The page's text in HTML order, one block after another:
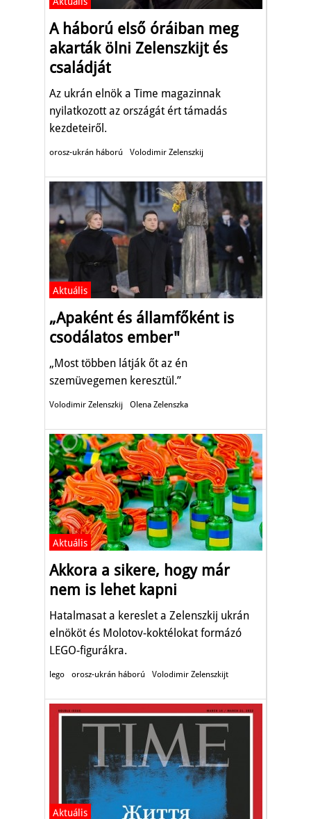
A háború első óráiban meg
akarták ölni Zelenszkijt és
családját
Az ukrán elnök a Time magazinnak
nyilatkozott az országát ért támadás
kezdeteiről.
orosz-ukrán háború Volodimir Zelenszkij
Aktuális
„Apaként és államfőként is
csodálatos ember"
„Most többen látják őt az én
szemüvegemen keresztül.”
Volodimir Zelenszkij Olena Zelenszka
Aktuális
Akkora a sikere, hogy már
nem is lehet kapni
Hatalmasat a kereslet a Zelenszkij ukrán
elnököt és Molotov-koktélokat formázó
LEGO-figurákra.
lego orosz-ukrán háború Volodimir Zelenszkijt
Aktuális